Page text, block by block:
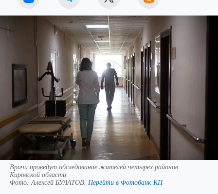
Врачи проведут обследование жителей четырех районов
Кировской области
Фото: Алексей БУЛАТОВ. Перейти в Фотобанк КП